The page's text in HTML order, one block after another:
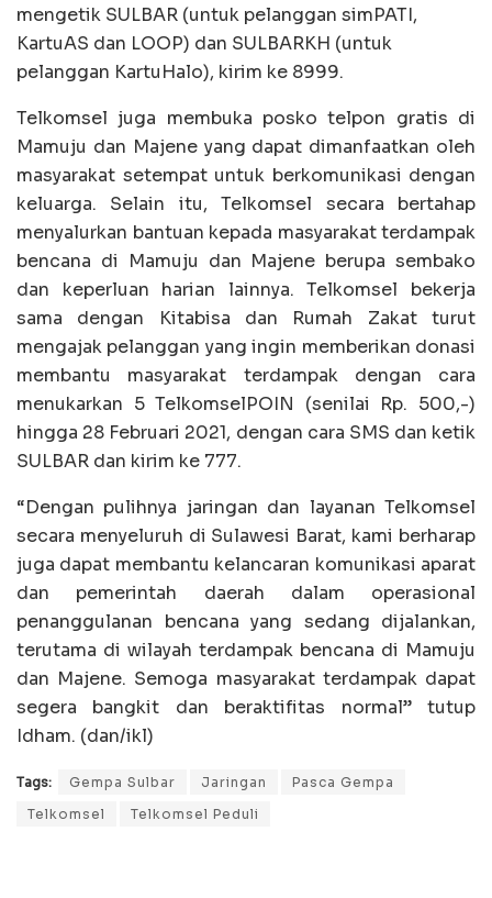
mengetik SULBAR (untuk pelanggan simPATI,
KartuAS dan LOOP) dan SULBARKH (untuk
pelanggan KartuHalo), kirim ke 8999.
Telkomsel juga membuka posko telpon gratis di
Mamuju dan Majene yang dapat dimanfaatkan oleh
masyarakat setempat untuk berkomunikasi dengan
keluarga. Selain itu, Telkomsel secara bertahap
menyalurkan bantuan kepada masyarakat terdampak
bencana di Mamuju dan Majene berupa sembako
dan keperluan harian lainnya. Telkomsel bekerja
sama dengan Kitabisa dan Rumah Zakat turut
mengajak pelanggan yang ingin memberikan donasi
membantu masyarakat terdampak dengan cara
menukarkan 5 TelkomselPOIN (senilai Rp. 500,-)
hingga 28 Februari 2021, dengan cara SMS dan ketik
SULBAR dan kirim ke 777.
“Dengan pulihnya jaringan dan layanan Telkomsel
secara menyeluruh di Sulawesi Barat, kami berharap
juga dapat membantu kelancaran komunikasi aparat
dan pemerintah daerah dalam operasional
penanggulanan bencana yang sedang dijalankan,
terutama di wilayah terdampak bencana di Mamuju
dan Majene. Semoga masyarakat terdampak dapat
segera bangkit dan beraktifitas normal” tutup
Idham. (dan/ikl)
Tags: Gempa Sulbar Jaringan
Pasca Gempa
Telkomsel
Telkomsel Peduli